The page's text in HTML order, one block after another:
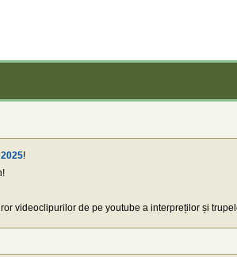
!
videoclipurilor de pe youtube a interpreților și